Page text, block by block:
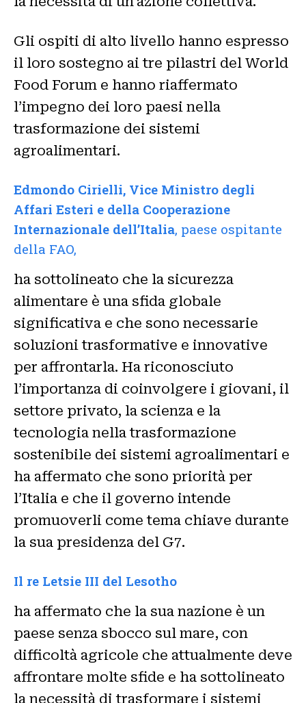
Gli ospiti di alto livello hanno espresso
il loro sostegno ai tre pilastri del World
Food Forum e hanno riaffermato
l’impegno dei loro paesi nella
trasformazione dei sistemi
agroalimentari.
Edmondo Cirielli, Vice Ministro degli
Affari Esteri e della Cooperazione
Internazionale dell’Italia, paese ospitante
della FAO,
ha sottolineato che la sicurezza
alimentare è una sfida globale
significativa e che sono necessarie
soluzioni trasformative e innovative
per affrontarla. Ha riconosciuto
l’importanza di coinvolgere i giovani, il
settore privato, la scienza e la
tecnologia nella trasformazione
sostenibile dei sistemi agroalimentari e
ha affermato che sono priorità per
l’Italia e che il governo intende
promuoverli come tema chiave durante
la sua presidenza del G7.
Il re Letsie III del Lesotho
ha affermato che la sua nazione è un
paese senza sbocco sul mare, con
difficoltà agricole che attualmente deve
affrontare molte sfide e ha sottolineato
la necessità di trasformare i sistemi